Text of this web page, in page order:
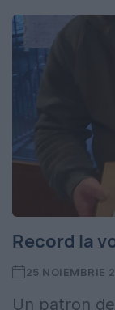
Record la
25 NOIEMBRIE
Un patron